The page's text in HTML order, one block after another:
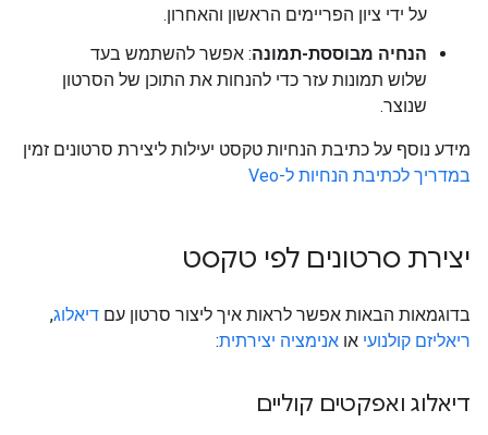
על ידי ציון הפריימים הראשון והאחרון.
הנחיה מבוססת-תמונה: אפשר להשתמש בעד
שלוש תמונות עזר כדי להנחות את התוכן של הסרטון
שנוצר.
מידע נוסף על כתיבת הנחיות טקסט יעילות ליצירת סרטונים זמין
במדריך לכתיבת הנחיות ל-Veo
יצירת סרטונים לפי טקסט
בדוגמאות הבאות אפשר לראות איך ליצור סרטון עם דיאלוג,
ריאליזם קולנועי או אנימציה יצירתית:
דיאלוג ואפקטים קוליים